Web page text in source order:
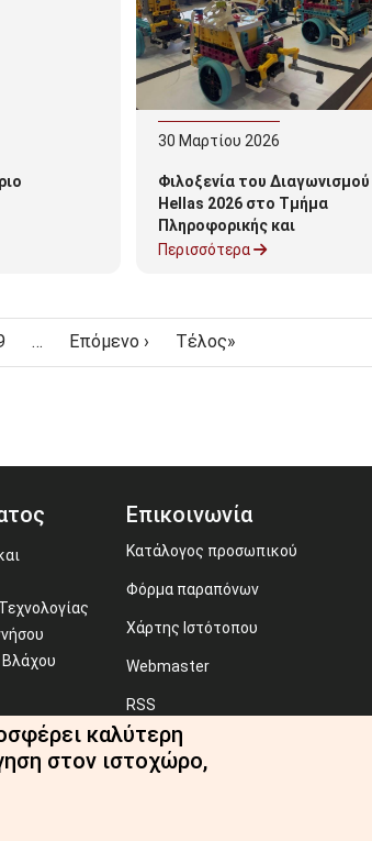
30 Μαρτίου 2026
Φιλοξενία του Διαγωνισμού
Hellas 2026 στο Τμήμα
Πληροφορικής και
Τηλεπικοινωνιών του
Περισσότερα
… Next page
Επόμενο › Last page
Τέλος»
Βλάχου
Επικοινωνία
Κατάλογος προσωπικού
Φόρμα παραπόνων
Χάρτης Ιστότοπου
Webmaster
RSS
καλύτερη
στον ιστοχώρο,